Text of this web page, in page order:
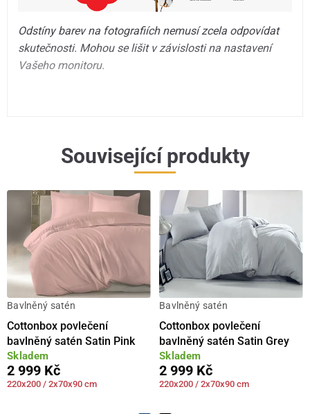
Odstíny barev na fotografiích nemusí zcela odpovídat
skutečnosti. Mohou se lišit v závislosti na nastavení
Vašeho monitoru.
Související produkty
Bavlněný satén
Cottonbox povlečení
bavlněný satén Satin Pink
Skladem
2 999 Kč
220x200 / 2x70x90 cm
Bavlněný satén
Cottonbox povlečení
bavlněný satén Satin Grey
Skladem
2 999 Kč
220x200 / 2x70x90 cm